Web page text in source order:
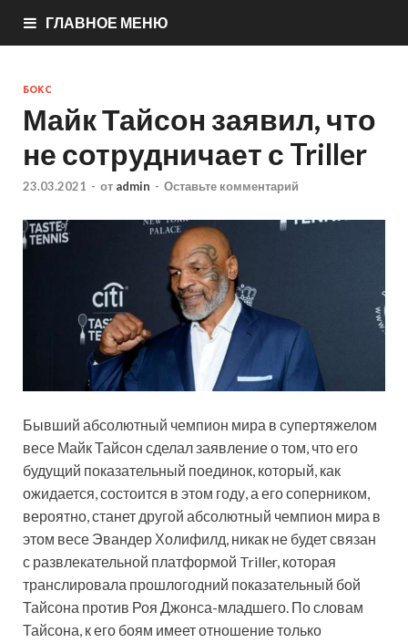
ГЛАВНОЕ МЕНЮ
БОКС
Майк Тайсон заявил, что
не сотрудничает с Triller
23.03.2021 - от admin - Оставьте комментарий
Бывший абсолютный чемпион мира в супертяжелом
весе Майк Тайсон сделал заявление о том, что его
будущий показательный поединок, который, как
ожидается, состоится в этом году, а его соперником,
вероятно, станет другой абсолютный чемпион мира в
этом весе Эвандер Холифилд, никак не будет связан
с развлекательной платформой Triller, которая
транслировала прошлогодний показательный бой
Тайсона против Роя Джонса-младшего. По словам
Тайсона, к его боям имеет отношение только